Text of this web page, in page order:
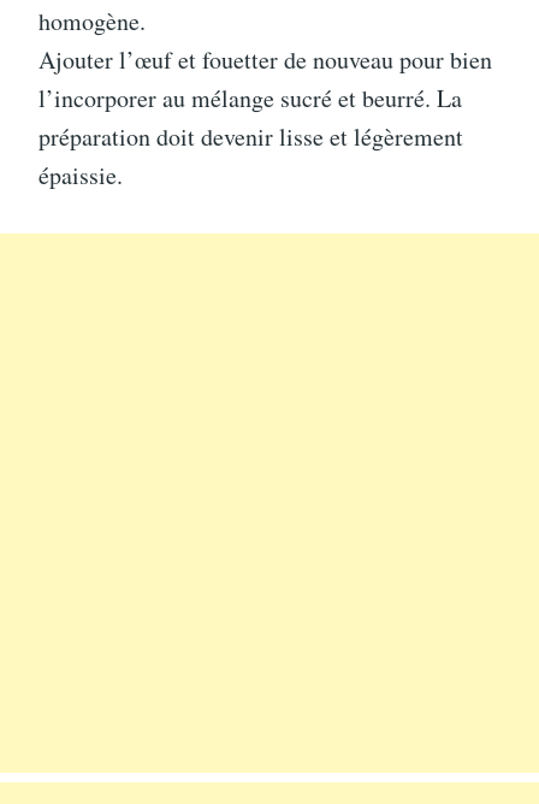
homogène.
Ajouter l’œuf et fouetter de nouveau pour bien
l’incorporer au mélange sucré et beurré. La
préparation doit devenir lisse et légèrement
épaissie.